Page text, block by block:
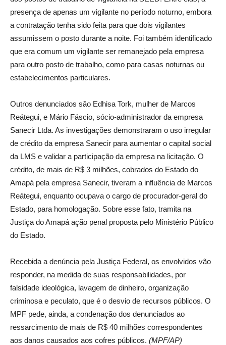
presença de apenas um vigilante no período noturno, embora
a contratação tenha sido feita para que dois vigilantes
assumissem o posto durante a noite. Foi também identificado
que era comum um vigilante ser remanejado pela empresa
para outro posto de trabalho, como para casas noturnas ou
estabelecimentos particulares.
Outros denunciados são Edhisa Tork, mulher de Marcos
Reátegui, e Mário Fáscio, sócio-administrador da empresa
Sanecir Ltda. As investigações demonstraram o uso irregular
de crédito da empresa Sanecir para aumentar o capital social
da LMS e validar a participação da empresa na licitação. O
crédito, de mais de R$ 3 milhões, cobrados do Estado do
Amapá pela empresa Sanecir, tiveram a influência de Marcos
Reátegui, enquanto ocupava o cargo de procurador-geral do
Estado, para homologação. Sobre esse fato, tramita na
Justiça do Amapá ação penal proposta pelo Ministério Público
do Estado.
Recebida a denúncia pela Justiça Federal, os envolvidos vão
responder, na medida de suas responsabilidades, por
falsidade ideológica, lavagem de dinheiro, organização
criminosa e peculato, que é o desvio de recursos públicos. O
MPF pede, ainda, a condenação dos denunciados ao
ressarcimento de mais de R$ 40 milhões correspondentes
aos danos causados aos cofres públicos. (MPF/AP)